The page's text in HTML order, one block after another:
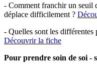
- Comment franchir un seuil
déplace difficilement ?
- Quelles sont les différentes
Découvrir la fiche
Pour prendre soin de soi -